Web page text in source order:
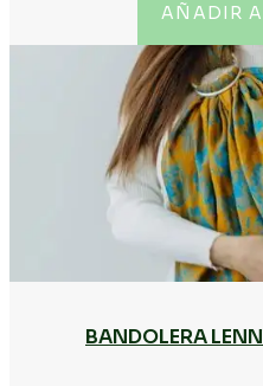
AÑADIR
BANDOLERA